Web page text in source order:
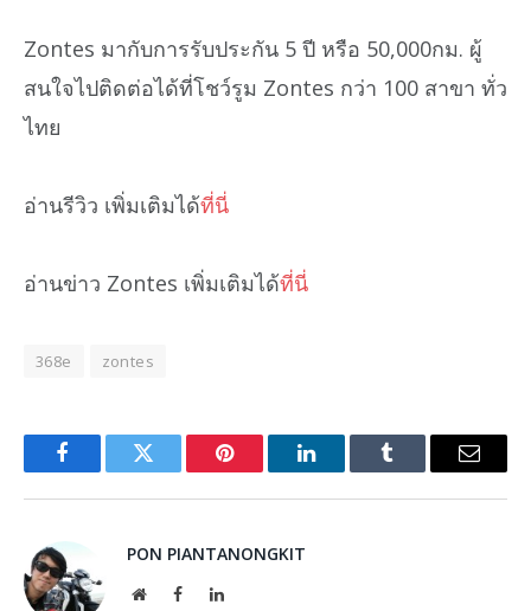
Zontes มากับการรับประกัน 5 ปี หรือ 50,000กม. ผู้
สนใจไปติดต่อได้ที่โชว์รูม Zontes กว่า 100 สาขา ทั่ว
ไทย
อ่านรีวิว เพิ่มเติมได้ที่นี่
อ่านข่าว Zontes เพิ่มเติมได้ที่นี่
368e zontes
FacebookTwitter Pinterest LinkedInTumblr Email
PON PIANTANONGKIT
WebsiteFacebookLinkedIn